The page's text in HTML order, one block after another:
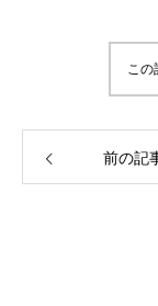
この
前の記